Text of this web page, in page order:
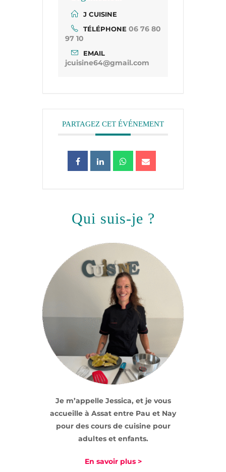
J CUISINE
TÉLÉPHONE 06 76 80
97 10
EMAIL
jcuisine64@gmail.com
PARTAGEZ CET ÉVÉNEMENT
qui suis-je ?
Je m’appelle Jessica, et je vous
accueille à Assat entre Pau et Nay
pour des cours de cuisine pour
adultes et enfants.
En savoir plus >